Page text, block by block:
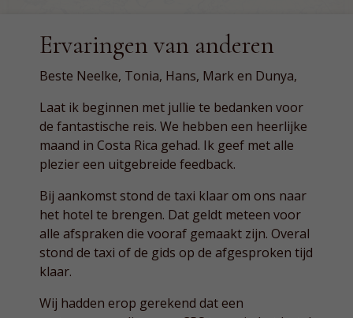
Ervaringen van anderen
Beste Neelke, Tonia, Hans, Mark en Dunya,
Laat ik beginnen met jullie te bedanken voor
de fantastische reis. We hebben een heerlijke
maand in Costa Rica gehad. Ik geef met alle
plezier een uitgebreide feedback.
Bij aankomst stond de taxi klaar om ons naar
het hotel te brengen. Dat geldt meteen voor
alle afspraken die vooraf gemaakt zijn. Overal
stond de taxi of de gids op de afgesproken tijd
klaar.
Wij hadden erop gerekend dat een